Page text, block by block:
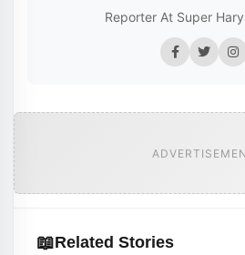
Reporter At Super
📖Related Stories